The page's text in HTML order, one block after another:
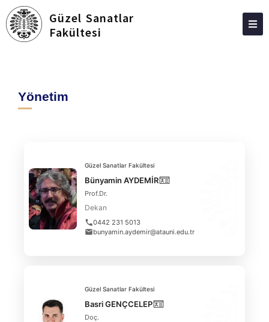
Güzel Sanatlar
Fakültesi
PERSONEL
BÖLÜMLER
ÖĞRENCI
ARAŞTIRMA & TOPLUMSAL KATKI
Yönetim
Güzel Sanatlar Fakültesi
Bünyamin AYDEMİR
Prof.Dr.
Dekan
0442 231 5013
bunyamin.aydemir@atauni.edu.tr
Güzel Sanatlar Fakültesi
Basri GENÇCELEP
Doç.